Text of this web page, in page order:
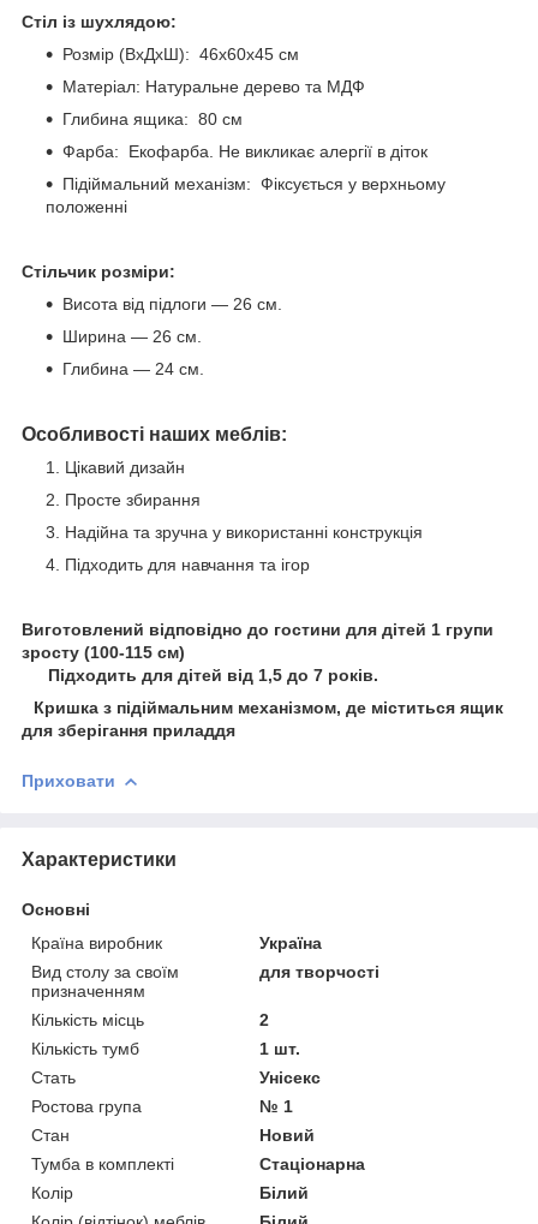
Стіл із шухлядою:
Розмір (ВхДхШ): 46х60х45 см
Матеріал: Натуральне дерево та МДФ
Глибина ящика: 80 см
Фарба: Екофарба. Не викликає алергії в діток
Підіймальний механізм: Фіксується у верхньому
положенні
Стільчик розміри:
Висота від підлоги — 26 см.
Ширина — 26 см.
Глибина — 24 см.
Особливості наших меблів:
Цікавий дизайн
Просте збирання
Надійна та зручна у використанні конструкція
Підходить для навчання та ігор
Виготовлений відповідно до гостини для дітей 1 групи
зросту (100-115 см)
⠀ Підходить для дітей від 1,5 до 7 років.
⠀Кришка з підіймальним механізмом, де міститься ящик
для зберігання приладдя
Приховати
Характеристики
Основні
Країна виробник
Україна
Вид столу за своїм
призначенням
для творчості
Кількість місць
2
Кількість тумб
1 шт.
Стать
Унісекс
Ростова група
№ 1
Стан
Новий
Тумба в комплекті
Стаціонарна
Колір
Білий